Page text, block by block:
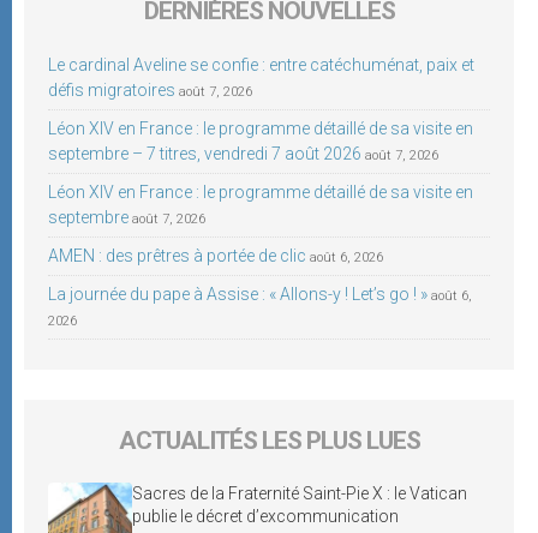
DERNIÈRES NOUVELLES
Le cardinal Aveline se confie : entre catéchuménat, paix et
défis migratoires août 7, 2026
Léon XIV en France : le programme détaillé de sa visite en
septembre – 7 titres, vendredi 7 août 2026 août 7, 2026
Léon XIV en France : le programme détaillé de sa visite en
septembre août 7, 2026
AMEN : des prêtres à portée de clic août 6, 2026
La journée du pape à Assise : « Allons-y ! Let’s go ! » août 6,
2026
ACTUALITÉS LES PLUS LUES
Sacres de la Fraternité Saint-Pie X : le Vatican
publie le décret d’excommunication